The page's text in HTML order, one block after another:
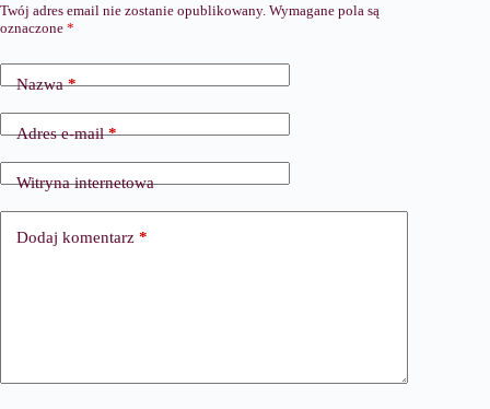
Twój adres email nie zostanie opublikowany. Wymagane pola są
oznaczone *
Nazwa*
Adres e-mail*
Witryna internetowa
Dodaj komentarz *